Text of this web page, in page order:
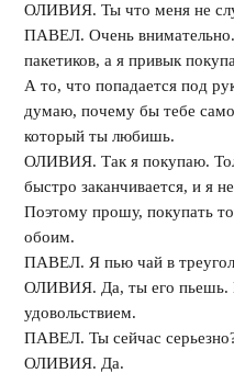
ОЛИВИЯ. Ты что меня не
ПАВЕЛ. Очень внимательно.
пакетиков, а я привык
А то, что попадается под
думаю, почему бы тебе
который ты любишь.
ОЛИВИЯ. Так я покупаю.
быстро заканчивается, и я
Поэтому прошу, покупать
обоим.
ПАВЕЛ. Я пью чай в
ОЛИВИЯ. Да, ты его пьешь.
удовольствием.
ПАВЕЛ. Ты сейчас
ОЛИВИЯ. Да.